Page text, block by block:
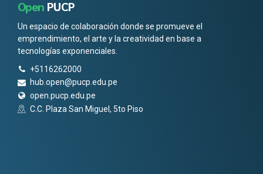
Open PUCP
Un espacio de colaboración donde se promueve el
emprendimiento, el arte y la creatividad en base a
tecnologías exponenciales.
+5116262000
hub.open@pucp.edu.pe
open.pucp.edu.pe
C.C. Plaza San Miguel, 5to Piso